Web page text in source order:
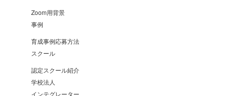
Zoom用背景
事例
育成事例応募方法
スクール
認定スクール紹介
学校法人
インテグレーター